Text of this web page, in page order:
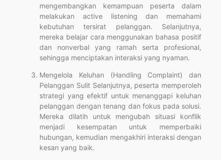
mengembangkan kemampuan peserta dalam
melakukan active listening dan memahami
kebutuhan tersirat pelanggan. Selanjutnya,
mereka belajar cara menggunakan bahasa positif
dan nonverbal yang ramah serta profesional,
sehingga menciptakan interaksi yang nyaman.
Mengelola Keluhan (Handling Complaint) dan
Pelanggan Sulit Selanjutnya, peserta memperoleh
strategi yang efektif untuk menanggapi keluhan
pelanggan dengan tenang dan fokus pada solusi.
Mereka dilatih untuk mengubah situasi konflik
menjadi kesempatan untuk memperbaiki
hubungan, kemudian mengakhiri interaksi dengan
kesan yang baik.